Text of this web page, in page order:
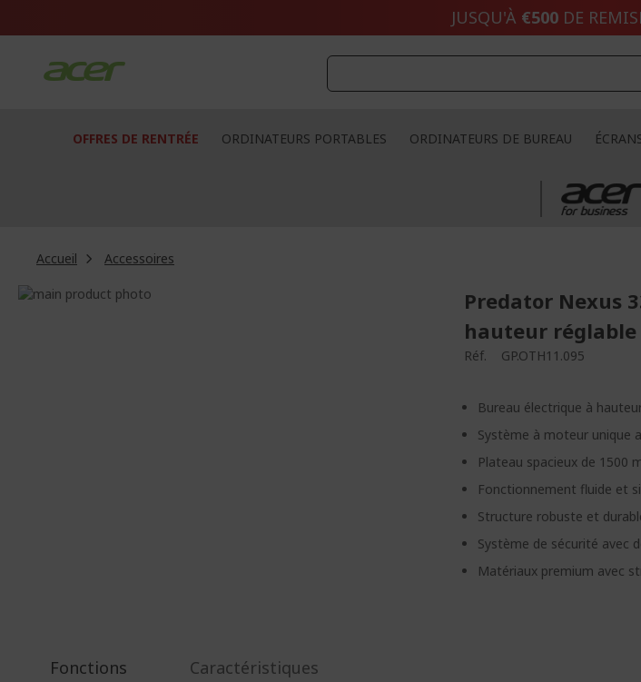
JUSQU'À €500 DE
OFFRES DE RENTRÉE ORDINATEURS PORTABLES ORDINATEURS DE BUREAU
Accueil
Accessoires
Passer
Predator Nexus
hauteur réglable
Réf. GP.OTH11.095
Bureau électrique à
Système à moteur unique
Plateau spacieux de 1500
Fonctionnement fluide et
Structure robuste et
Système de sécurité avec
Matériaux premium avec
Fonctions Caractéristiques